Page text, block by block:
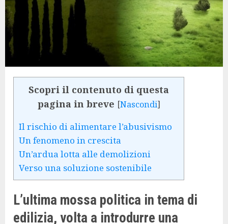
Scopri il contenuto di questa
pagina in breve [Nascondi]
Il rischio di alimentare l’abusivismo
Un fenomeno in crescita
Un’ardua lotta alle demolizioni
Verso una soluzione sostenibile
L’ultima mossa politica in tema di
edilizia, volta a introdurre una